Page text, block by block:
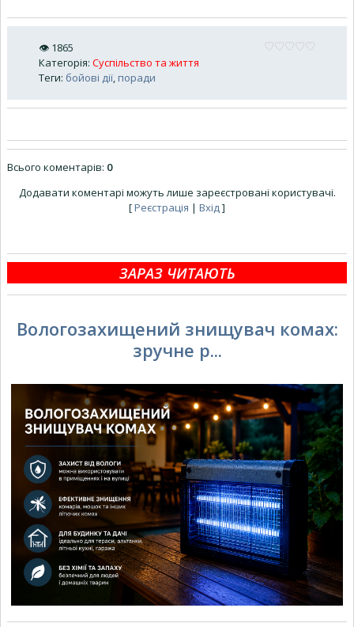
👁 1865
Категорія: Суспільство та життя
Теги: бойові дії, поради
Всього коментарів: 0
Додавати коментарі можуть лише зареєстровані користувачі.
[Реєстрація | Вхід]
ЗАРАЗ ЧИТАЮТЬ
Вологозахищений знищувач комах:
зручне р...